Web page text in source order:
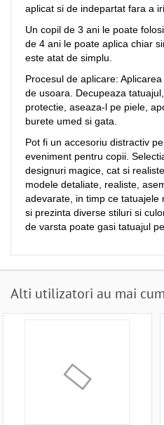
aplicat si de indepartat fara a
Un copil de 3 ani le poate
de 4 ani le poate aplica chiar
este atat de simplu.
Procesul de aplicare:
de usoara. Decupeaza
protectie, aseaza-l pe piele,
burete umed si gata.
Pot fi un accesoriu distractiv
eveniment pentru copii.
designuri magice, cat si
modele detaliate, realiste,
adevarate, in timp ce tatuajele
si prezinta diverse stiluri si
de varsta poate gasi tatuajul
Alti utilizatori au mai